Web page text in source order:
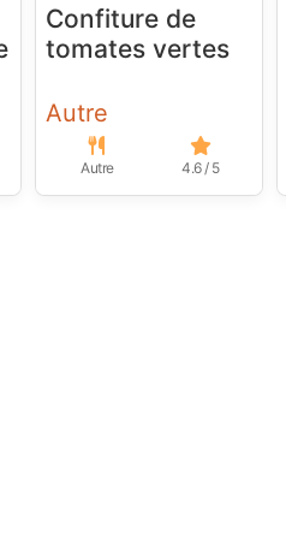
Confiture de
tomates vertes
Autre
Autre 4.6 / 5